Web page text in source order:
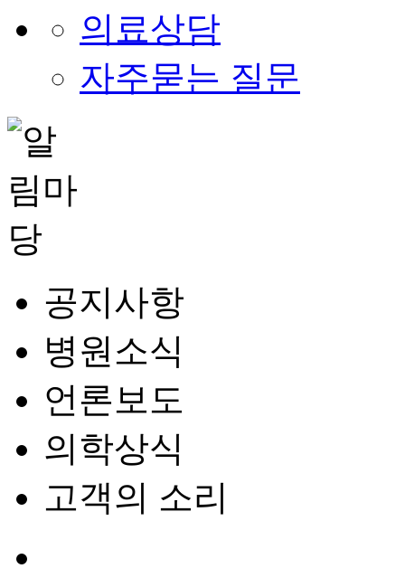
의료상담
자주묻는 질문
공지사항
병원소식
언론보도
의학상식
고객의 소리